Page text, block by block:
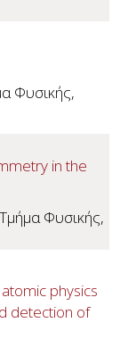
Φυσικής,
in the
Φυσικής,
physics
detection of